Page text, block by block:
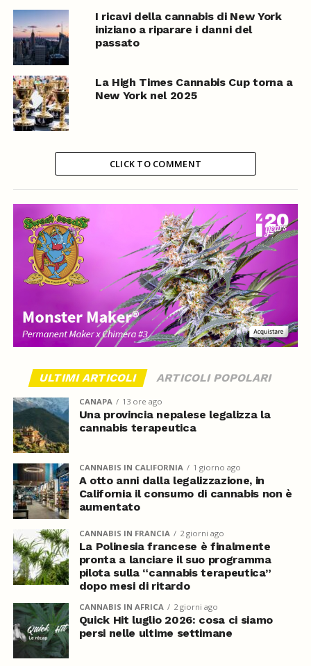
I ricavi della cannabis di New York
iniziano a riparare i danni del
passato
La High Times Cannabis Cup torna a
New York nel 2025
CLICK TO COMMENT
ULTIMI ARTICOLI ARTICOLI POPOLARI
CANAPA 13 ore ago
Una provincia nepalese legalizza la
cannabis terapeutica
CANNABIS IN CALIFORNIA 1 giorno ago
A otto anni dalla legalizzazione, in
California il consumo di cannabis non è
aumentato
CANNABIS IN FRANCIA 2 giorni ago
La Polinesia francese è finalmente
pronta a lanciare il suo programma
pilota sulla “cannabis terapeutica”
dopo mesi di ritardo
CANNABIS IN AFRICA 2 giorni ago
Quick Hit luglio 2026: cosa ci siamo
persi nelle ultime settimane